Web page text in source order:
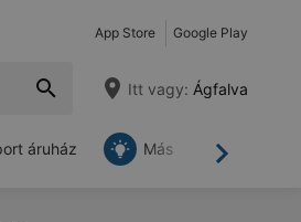
App Store Google Play
Itt vagy: Ágfalva
Tovább
áruház Más